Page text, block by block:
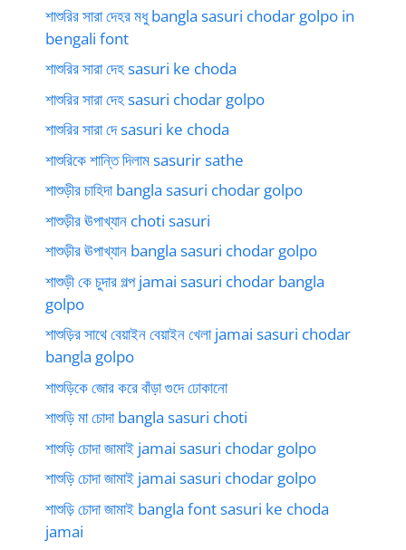
শাশুরির সারা দেহর মধু bangla sasuri chodar golpo in
bengali font
শাশুরির সারা দেহ sasuri ke choda
শাশুরির সারা দেহ sasuri chodar golpo
শাশুরির সারা দে sasuri ke choda
শাশুরিকে শান্তি দিলাম sasurir sathe
শাশুড়ীর চাহিদা bangla sasuri chodar golpo
শাশুড়ীর ঊপাখ্যান choti sasuri
শাশুড়ীর ঊপাখ্যান bangla sasuri chodar golpo
শাশুড়ী কে চুদার গল্প jamai sasuri chodar bangla
golpo
শাশুড়ির সাথে বেয়াইন বেয়াইন খেলা jamai sasuri chodar
bangla golpo
শাশুড়িকে জোর করে বাঁড়া গুদে ঢোকানো
শাশুড়ি মা চোদা bangla sasuri choti
শাশুড়ি চোদা জামাই jamai sasuri chodar golpo
শাশুড়ি চোদা জামাই jamai sasuri chodar golpo
শাশুড়ি চোদা জামাই bangla font sasuri ke choda
jamai